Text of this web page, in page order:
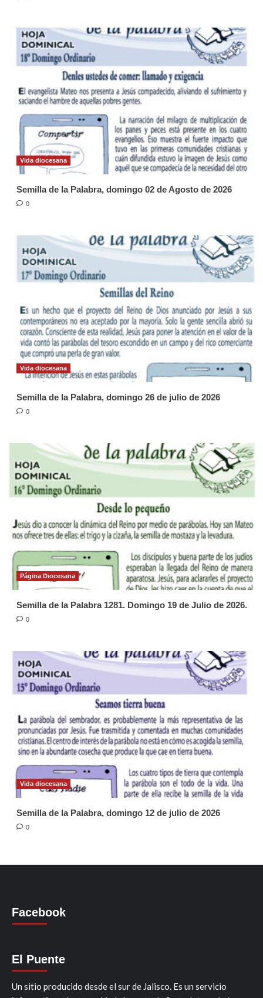
Vida diocesana
Semilla de la Palabra, domingo 02 de Agosto de 2026
0
Vida diocesana
Semilla de la Palabra, domingo 26 de julio de 2026
0
Página Diocesana
Semilla de la Palabra 1281. Domingo 19 de Julio de 2026.
0
Vida diocesana
Semilla de la Palabra, domingo 12 de julio de 2026
0
Facebook
El Puente
Un sitio producido desde el sur de Jalisco. Es un servicio